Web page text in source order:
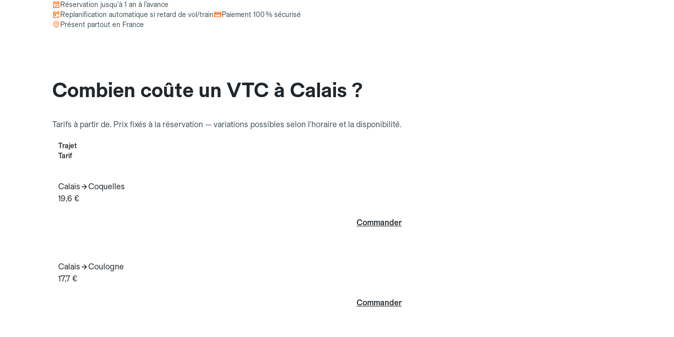
Réservation jusqu’à 1 an à l’avance
Replanification automatique si retard de vol/train
Paiement 100 % sécurisé
Présent partout en France
Combien coûte un VTC à Calais ?
Tarifs à partir de. Prix fixés à la réservation — variations possibles selon l'horaire et la disponibilité.
Trajet
Tarif
Calais
Coquelles
19,6 €
Commander
Calais
Coulogne
17,7 €
Commander